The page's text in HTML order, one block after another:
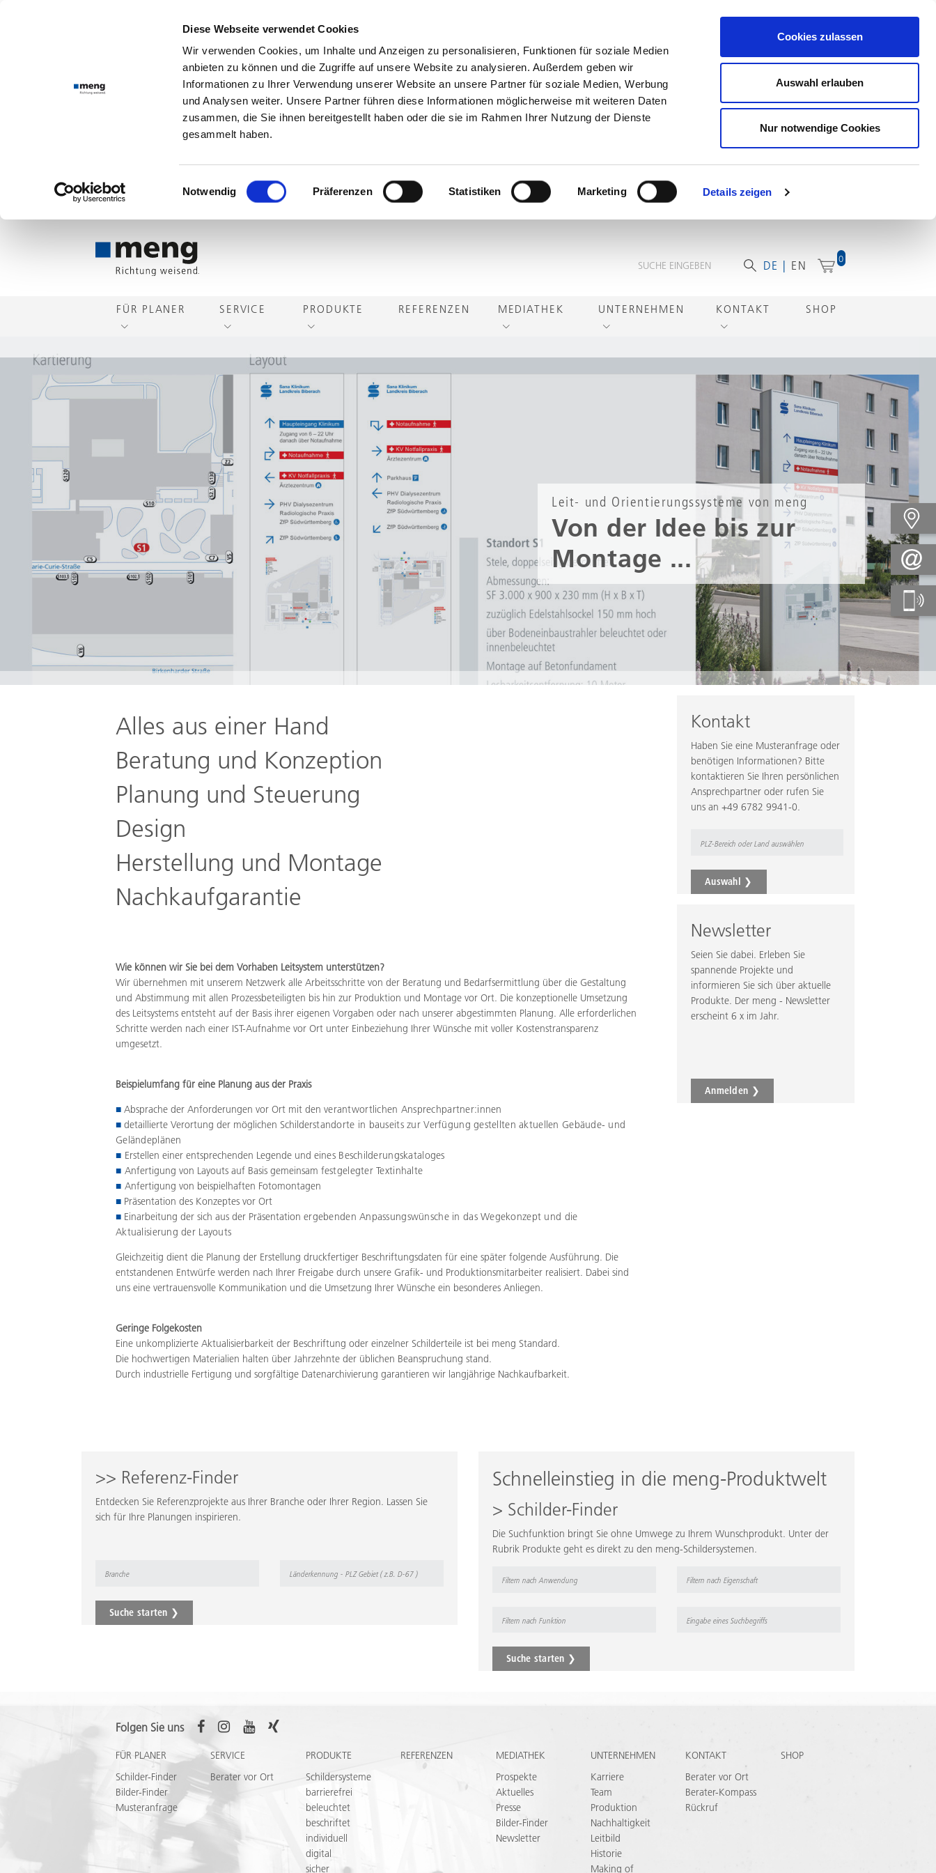
Diese Webseite verwendet Cookies
Wir verwenden Cookies, um Inhalte und Anzeigen zu personalisieren, Funktionen für soziale Medien
anbieten zu können und die Zugriffe auf unsere Website zu analysieren. Außerdem geben wir
Informationen zu Ihrer Verwendung unserer Website an unsere Partner für soziale Medien, Werbung
und Analysen weiter. Unsere Partner führen diese Informationen möglicherweise mit weiteren Daten
zusammen, die Sie ihnen bereitgestellt haben oder die sie im Rahmen Ihrer Nutzung der Dienste
gesammelt haben.
Einwilligungsauswahl
Notwendig Präferenzen Statistiken Marketing Details zeigen
Cookies zulassen
Auswahl erlauben
Nur notwendige Cookies
DE EN
0
FÜR PLANER SERVICE PRODUKTE REFERENZEN MEDIATHEK UNTERNEHMEN KONTAKT SHOP
Leit- und Orientierungssysteme von meng
Von der Idee bis zur
Montage ...
Alles aus einer Hand
Beratung und Konzeption
Planung und Steuerung
Design
Herstellung und Montage
Nachkaufgarantie
Wie können wir Sie bei dem Vorhaben Leitsystem unterstützen?
Wir übernehmen mit unserem Netzwerk alle Arbeitsschritte von der Beratung und Bedarfsermittlung über die Gestaltung
und Abstimmung mit allen Prozessbeteiligten bis hin zur Produktion und Montage vor Ort. Die konzeptionelle Umsetzung
des Leitsystems entsteht auf der Basis ihrer eigenen Vorgaben oder nach unserer abgestimmten Planung. Alle erforderlichen
Schritte werden nach einer IST-Aufnahme vor Ort unter Einbeziehung Ihrer Wünsche mit voller Kostenstransparenz
umgesetzt.
Beispielumfang für eine Planung aus der Praxis
■ Absprache der Anforderungen vor Ort mit den verantwortlichen Ansprechpartner:innen
■ detaillierte Verortung der möglichen Schilderstandorte in bauseits zur Verfügung gestelltenaktuellen Gebäude- und
Geländeplänen
■ Erstellen einer entsprechenden Legende und eines Beschilderungskataloges
■ Anfertigung von Layouts auf Basis gemeinsam festgelegter Textinhalte
■ Anfertigung von beispielhaften Fotomontagen
■ Präsentation des Konzeptes vor Ort
■ Einarbeitung der sich aus der Präsentation ergebenden Anpassungswünsche in das Wegekonzept und die
Aktualisierung der Layouts
Gleichzeitig dient die Planung der Erstellung druckfertiger Beschriftungsdaten für eine später folgende Ausführung. Die
entstandenen Entwürfe werden nach Ihrer Freigabe durch unsere Grafik- und Produktionsmitarbeiter realisiert. Dabei sind
uns eine vertrauensvolle Kommunikation und die Umsetzung Ihrer Wünsche ein besonderes Anliegen.
Geringe Folgekosten
Eine unkomplizierte Aktualisierbarkeit der Beschriftung oder einzelner Schilderteile ist bei meng Standard.
Die hochwertigen Materialien halten über Jahrzehnte der üblichen Beanspruchung stand.
Durch industrielle Fertigung und sorgfältige Datenarchivierung garantieren wir langjährige Nachkaufbarkeit.
Kontakt
Haben Sie eine Musteranfrage oder
benötigen Informationen? Bitte
kontaktieren Sie Ihren persönlichen
Ansprechpartner oder rufen Sie
uns an +49 6782 9941-0.
Auswahl ❯
Newsletter
Seien Sie dabei. Erleben Sie
spannende Projekte und
informieren Sie sich über aktuelle
Produkte. Der meng - Newsletter
erscheint 6 x im Jahr.
Anmelden ❯
>> Referenz-Finder
Entdecken Sie Referenzprojekte aus Ihrer Branche oder Ihrer Region. Lassen Sie
sich für Ihre Planungen inspirieren.
Suche starten ❯
Schnelleinstieg in die meng-Produktwelt
> Schilder-Finder
Die Suchfunktion bringt Sie ohne Umwege zu Ihrem Wunschprodukt. Unter der
Rubrik Produkte geht es direkt zu den meng-Schildersystemen.
Suche starten ❯
Folgen Sie uns
FÜR PLANER
Schilder-Finder
Bilder-Finder
Musteranfrage
SERVICE
Berater vor Ort
PRODUKTE
Schildersysteme
barrierefrei
beleuchtet
beschriftet
individuell
digital
sicher
REFERENZEN
MEDIATHEK
Prospekte
Aktuelles
Presse
Bilder-Finder
Newsletter
UNTERNEHMEN
Karriere
Team
Produktion
Nachhaltigkeit
Leitbild
Historie
Making of
KONTAKT
Berater vor Ort
Berater-Kompass
Rückruf
SHOP